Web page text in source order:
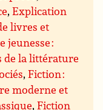
,Explication
livres et
jeunesse :
de la littérature
,Fiction :
moderne et
,Fiction